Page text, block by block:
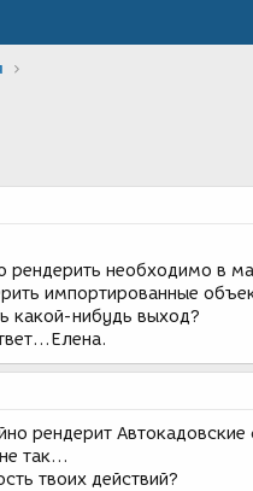
рендерить необходимо в
импортированные
какой-нибудь выход?
рендерит Автокадовские
так...
твоих действий?